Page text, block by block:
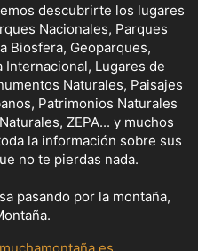
descubrirte los lugares
Nacionales, Parques
Biosfera, Geoparques,
Lugares de
Naturales, Paisajes
Patrimonios Naturales
ZEPA... y muchos
la información sobre sus
no te pierdas nada.
pasando por la montaña,